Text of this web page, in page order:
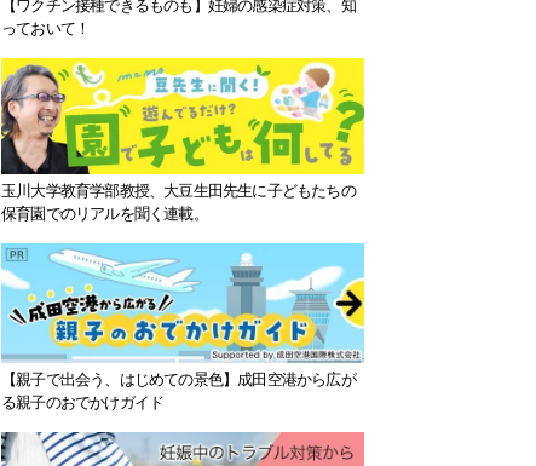
【ワクチン接種できるものも】妊婦の感染症対策、知
っておいて！
玉川大学教育学部教授、大豆生田先生に子どもたちの
保育園でのリアルを聞く連載。
【親子で出会う、はじめての景色】成田空港から広が
る親子のおでかけガイド